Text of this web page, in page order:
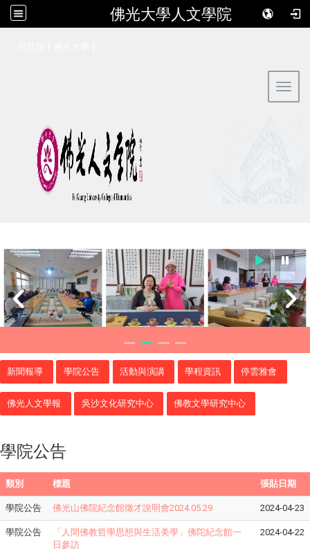
佛光大學人文學院
新聞報導 學院公告 活動與演講 學程資訊 停雲雅會
佛光人文學報 吳沙文化研究中心 佛教文學研究中心
學院公告
類別 標題 張貼日期
學院公告 佛光山佛院紀念館徵才說明會2024.05.29 2024-04-23
學院公告
「人間佛教哲學思想與生活美學」佛陀紀念館一
日參訪
2024-04-22